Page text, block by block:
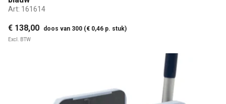
Art: 161614
€ 138,00 doos van 300 (€ 0,46 p. stuk)
Excl. BTW